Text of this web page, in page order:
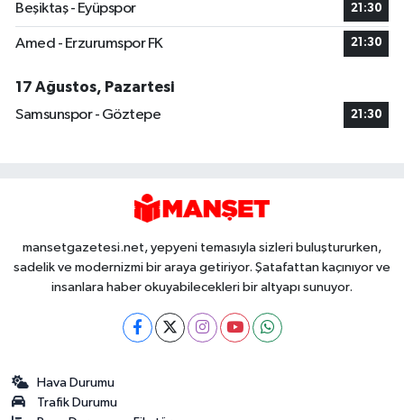
Beşiktaş - Eyüpspor 21:30
Amed - Erzurumspor FK 21:30
17 Ağustos, Pazartesi
Samsunspor - Göztepe
21:30
mansetgazetesi.net, yepyeni temasıyla sizleri buluştururken,
sadelik ve modernizmi bir araya getiriyor. Şatafattan kaçınıyor ve
insanlara haber okuyabilecekleri bir altyapı sunuyor.
Hava Durumu
Trafik Durumu